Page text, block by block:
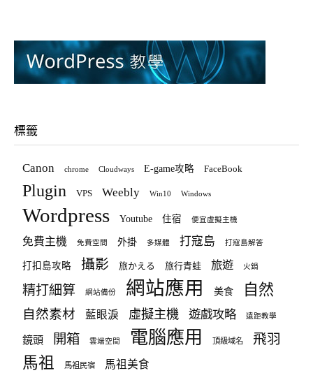
標籤
Canon chrome Cloudways E-game攻略 FaceBook
Plugin VPS Weebly Win10 Windows
Wordpress Youtube 住宿 便宜虛擬主機
免費主機 免費空間 外掛 多媒體 打寇島 打寇島解答
打扣島攻略 攝影 旅かえる 旅行青蛙 旅遊 火鍋
精打細算 網站備份 網站應用 美食 自然
自然素材 藍眼淚 虛擬主機 遊戲攻略 遠距教學
鏡頭 開箱 雲端空間 電腦應用 頂級域名 飛羽
馬祖 馬祖民宿 馬祖美食